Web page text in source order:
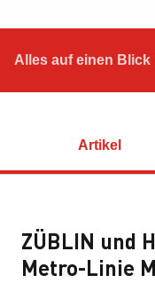
Alles auf einen Blick
Artikel
ZÜBLIN und
Metro-Linie